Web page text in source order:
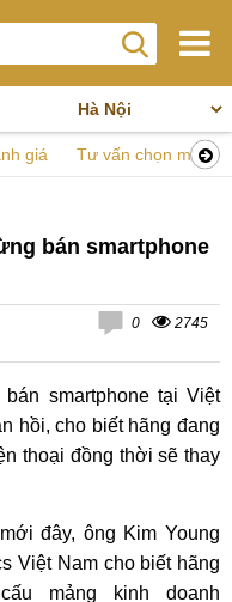
giá Tư vấn chọn mua
bán smartphone
0 2745
smartphone tại Việt
hồi, cho biết hãng đang
thoại đồng thời sẽ thay
đây, ông Kim Young
Việt Nam cho biết hãng
mảng kinh doanh